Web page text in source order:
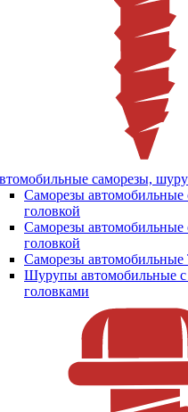
саморезы,
Саморезы автомобильные
головкой
Саморезы автомобильные
головкой
Саморезы автомобильные
Шурупы автомобильные
головками